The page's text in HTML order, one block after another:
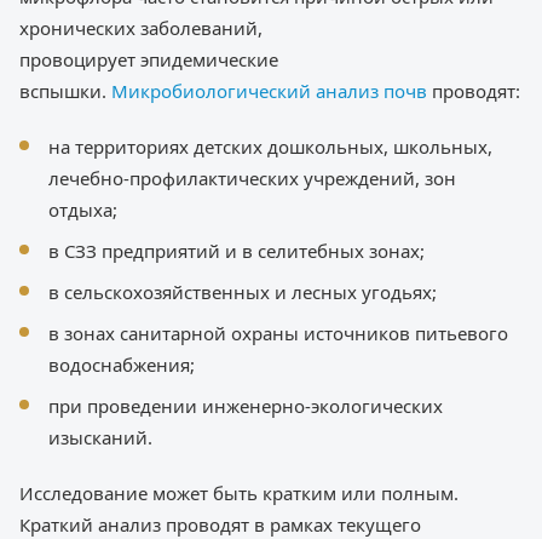
хронических заболеваний,
провоцирует эпидемические
вспышки. Микробиологический анализ почв проводят:
на территориях детских дошкольных, школьных,
лечебно-профилактических учреждений, зон
отдыха;
в СЗЗ предприятий и в селитебных зонах;
в сельскохозяйственных и лесных угодьях;
в зонах санитарной охраны источников питьевого
водоснабжения;
при проведении инженерно-экологических
изысканий.
Исследование может быть кратким или полным.
Краткий анализ проводят в рамках текущего